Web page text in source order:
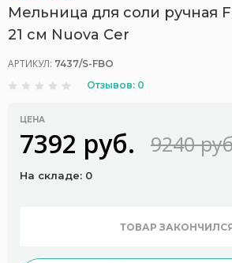
Мельница для соли ручная
21 см Nuova Cer
АРТИКУЛ: 7437/S-FBO
Отзывов: 0
ЦЕНА
7392 руб. 9240
На складе: 0
ТОВАР